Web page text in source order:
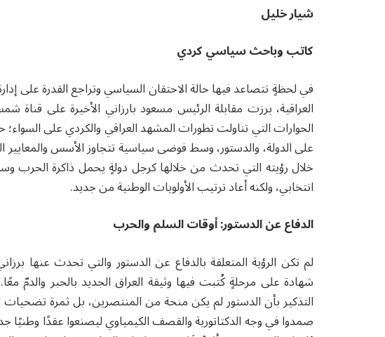
شيار خليل
كاتب وباحث سياسي كردي
في لحظةٍ تتصاعد فيها حالة الاحتقان السياسي وتراجع القدرة على
العراقية، برزت مقابلة الرئيس مسعود بارزاني الأخيرة على
الحوارات التي تناولت تطورات المشهد العراقي والكردي على
على الدولة، والدستور، وسط فوضى سياسية تتجاوز الأسس والمعايير
خلال رؤيته التي تحدث من خلالها كرجل دولةٍ يحمل ذاكرة
انتخابي، ولكنه أعاد ترتيب الأولويات الوطنية من جديد.
الدفاع عن الدستور: أوقات السلم والحرب
لم تكن الرؤية المتعلقة بالدفاع عن الدستور والتي تحدث عنها
شهادة على مرحلةٍ كُتبت فيها وثيقة العراق الجديد بالحبر والدمّ
التذكير بأن الدستور لم يكن منحة من المنتصرين، بل ثمرة تضحيات
صمدوا في وجه الدكتاتورية والقصف الكيمياوي ليصنعوا عقدًا وطنيًا